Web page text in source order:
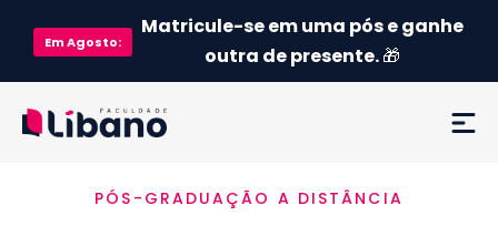
EmAgosto:
Matricule-se em uma pós e ganhe
outra de presente.🎁
EmentaPÓS-GRADUAÇÃO A DISTÂNCIA